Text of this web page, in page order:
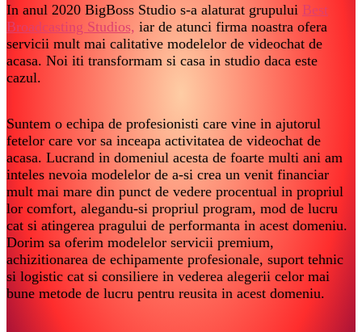
In anul 2020 BigBoss Studio s-a alaturat grupului Best
Broadcasting Studios, iar de atunci firma noastra ofera
servicii mult mai calitative modelelor de videochat de
acasa. Noi iti transformam si casa in studio daca este
cazul.
Suntem o echipa de profesionisti care vine in ajutorul
fetelor care vor sa inceapa activitatea de videochat de
acasa. Lucrand in domeniul acesta de foarte multi ani am
inteles nevoia modelelor de a-si crea un venit financiar
mult mai mare din punct de vedere procentual in propriul
lor comfort, alegandu-si propriul program, mod de lucru
cat si atingerea pragului de performanta in acest domeniu.
Dorim sa oferim modelelor servicii premium,
achizitionarea de echipamente profesionale, suport tehnic
si logistic cat si consiliere in vederea alegerii celor mai
bune metode de lucru pentru reusita in acest domeniu.